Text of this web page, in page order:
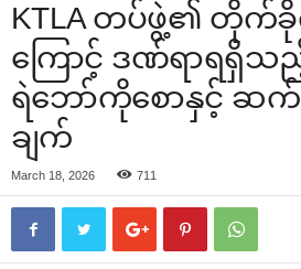
KTLA တပ်ဖွဲ့၏ တိုက်
ကြောင့် ဒဏ်ရာရရှိသည့်
ရဲဘော်ကိုစောနှင့် ဆက်
ချက်
March 18, 2026 711